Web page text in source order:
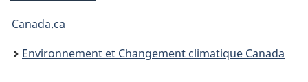
Vous
êtes
Canada.ca
Environnement et Changement climatique Canada